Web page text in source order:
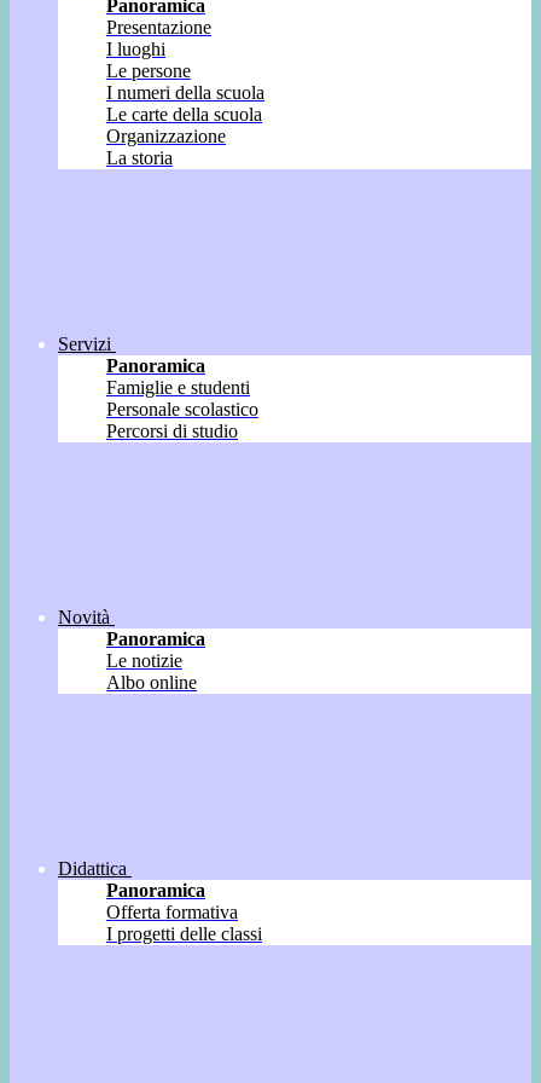
Panoramica
Presentazione
I luoghi
Le persone
I numeri della scuola
Le carte della scuola
Organizzazione
La storia
Servizi
Panoramica
Famiglie e studenti
Personale scolastico
Percorsi di studio
Novità
Panoramica
Le notizie
Albo online
Didattica
Panoramica
Offerta formativa
I progetti delle classi